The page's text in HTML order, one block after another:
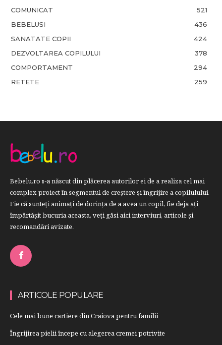
COMUNICAT
521
BEBELUSI
436
SANATATE COPII
424
DEZVOLTAREA COPILULUI
378
COMPORTAMENT
294
RETETE
259
Bebelu.ro s-a născut din plăcerea autorilor ei de a realiza cel mai
complex proiect în segmentul de creştere şi îngrijire a copilulului.
Fie că sunteţi animaţi de dorinţa de a avea un copil, fie deja aţi
împărtăşit bucuria aceasta, veți găsi aici interviuri, articole şi
recomandări avizate.
ARTICOLE POPULARE
Cele mai bune cartiere din Craiova pentru familii
Îngrijirea pielii începe cu alegerea cremei potrivite